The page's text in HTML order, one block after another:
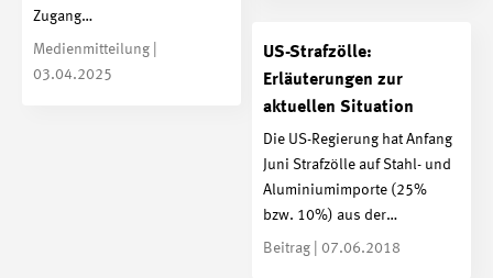
Zugang…
Medienmitteilung |
03.04.2025
US-Strafzölle:
Erläuterungen zur
aktuellen Situation
Die US-Regierung hat Anfang
Juni Strafzölle auf Stahl- und
Aluminiumimporte (25%
bzw. 10%) aus der…
Beitrag | 07.06.2018